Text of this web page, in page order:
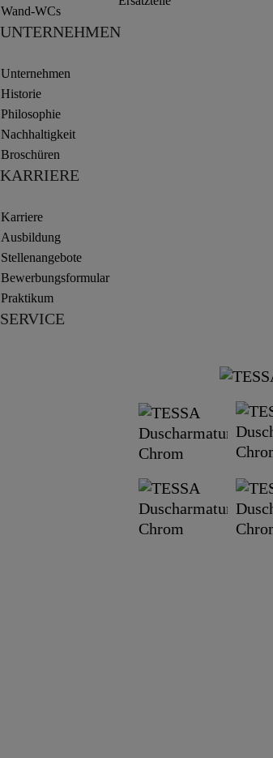
Wand-WCs
UNTERNEHMEN
Unternehmen
Historie
Philosophie
Nachhaltigkeit
Broschüren
KARRIERE
Karriere
Ausbildung
Stellenangebote
Bewerbungsformular
Praktikum
SERVICE